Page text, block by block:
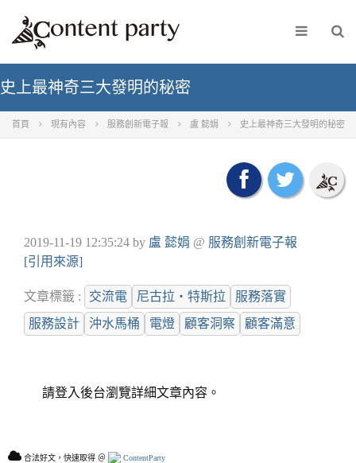
史上最神奇三大發明的秘密
首頁 現有內容 服務創新電子報 盧 懿娟 史上最神奇三大發明的秘密
2019-11-19 12:35:24 by 盧 懿娟 @ 服務創新電子報
[引用來源]
文章標籤 : 交流電 尼古拉‧特斯拉
服務落實
服務設計
沖水馬桶 電燈 顧客洞察 顧客滿意
請登入後台瀏覽詳細文章內容。
合法好文，快速取得 ＠ ContentParty